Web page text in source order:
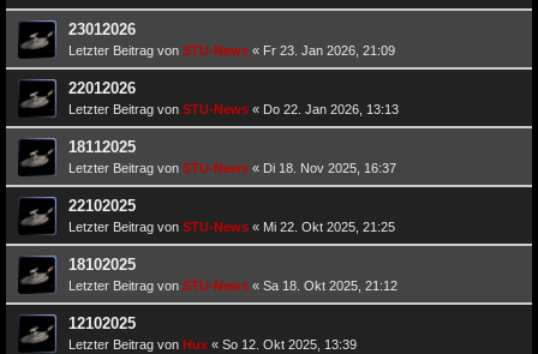
23012026
Letzter Beitrag von STU-News « Fr 23. Jan 2026, 21:09
22012026
Letzter Beitrag von STU-News « Do 22. Jan 2026, 13:13
18112025
Letzter Beitrag von STU-News « Di 18. Nov 2025, 16:37
22102025
Letzter Beitrag von STU-News « Mi 22. Okt 2025, 21:25
18102025
Letzter Beitrag von STU-News « Sa 18. Okt 2025, 21:12
12102025
Letzter Beitrag von Hux « So 12. Okt 2025, 13:39